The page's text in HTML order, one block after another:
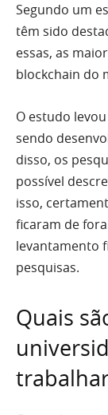
Segundo um
têm sido
essas, as
blockchain do
O estudo
sendo
disso, os
possível
isso,
ficaram de
levantamento
pesquisas.
Quais